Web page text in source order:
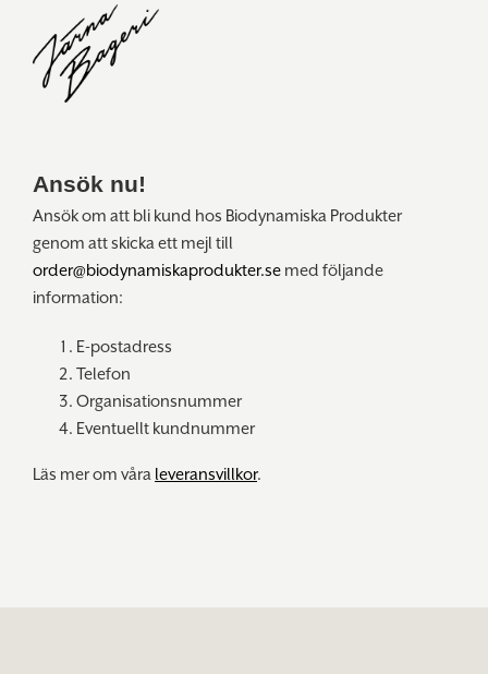
Ansök nu!
Ansök om att bli kund hos Biodynamiska Produkter
genom att skicka ett mejl till
order@biodynamiskaprodukter.se med följande
information:
E-postadress
Telefon
Organisationsnummer
Eventuellt kundnummer
Läs mer om våra leveransvillkor.